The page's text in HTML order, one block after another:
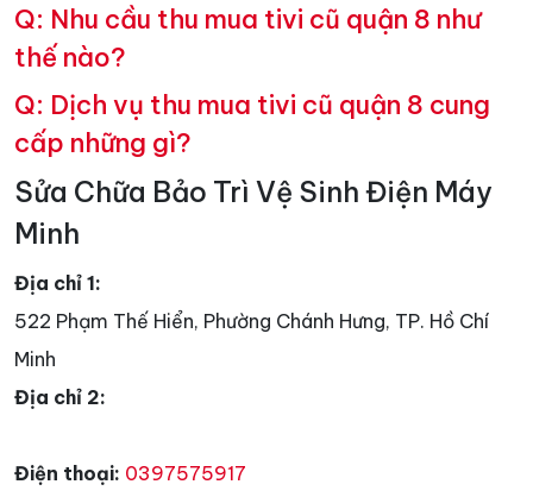
Q: Nhu cầu thu mua tivi cũ quận 8 như
thế nào?
Q: Dịch vụ thu mua tivi cũ quận 8 cung
cấp những gì?
Sửa Chữa Bảo Trì Vệ Sinh Điện Máy
Minh
Địa chỉ 1:
522 Phạm Thế Hiển, Phường Chánh Hưng, TP. Hồ Chí
Minh
Địa chỉ 2:
Điện thoại: 0397575917